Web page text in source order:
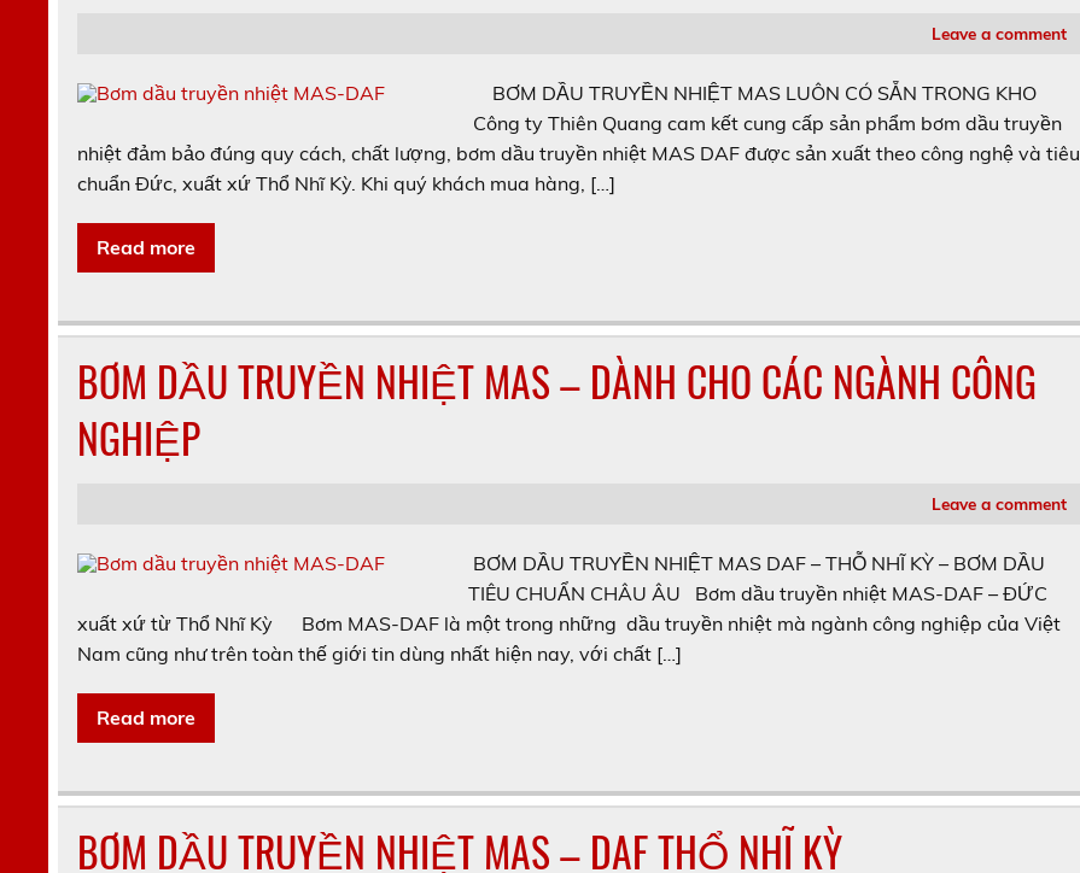
Leave a comment
BƠM DẦU TRUYỀN NHIỆT MAS LUÔN CÓ SẴN TRONG KHO
Công ty Thiên Quang cam kết cung cấp sản phẩm bơm dầu truyền
nhiệt đảm bảo đúng quy cách, chất lượng, bơm dầu truyền nhiệt MAS DAF được sản xuất theo công nghệ và tiêu
chuẩn Đức, xuất xứ Thổ Nhĩ Kỳ. Khi quý khách mua hàng, […]
Read more
BƠM DẦU TRUYỀN NHIỆT MAS – DÀNH CHO CÁC NGÀNH CÔNG
NGHIỆP
Leave a comment
BƠM DẦU TRUYỀN NHIỆT MAS DAF – THỖ NHĨ KỲ – BƠM DẦU
TIÊU CHUẨN CHÂU ÂU Bơm dầu truyền nhiệt MAS-DAF – ĐỨC
xuất xứ từ Thổ Nhĩ Kỳ Bơm MAS-DAF là một trong những dầu truyền nhiệt mà ngành công nghiệp của Việt
Nam cũng như trên toàn thế giới tin dùng nhất hiện nay, với chất […]
Read more
BƠM DẦU TRUYỀN NHIỆT MAS – DAF THỔ NHĨ KỲ